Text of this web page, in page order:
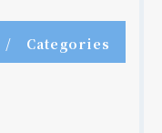
Categories